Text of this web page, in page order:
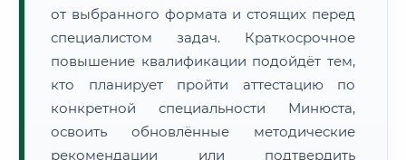
от выбранного формата и стоящих перед
специалистом задач. Краткосрочное
повышение квалификации подойдёт тем,
кто планирует пройти аттестацию по
конкретной специальности Минюста,
освоить обновлённые методические
рекомендации или подтвердить